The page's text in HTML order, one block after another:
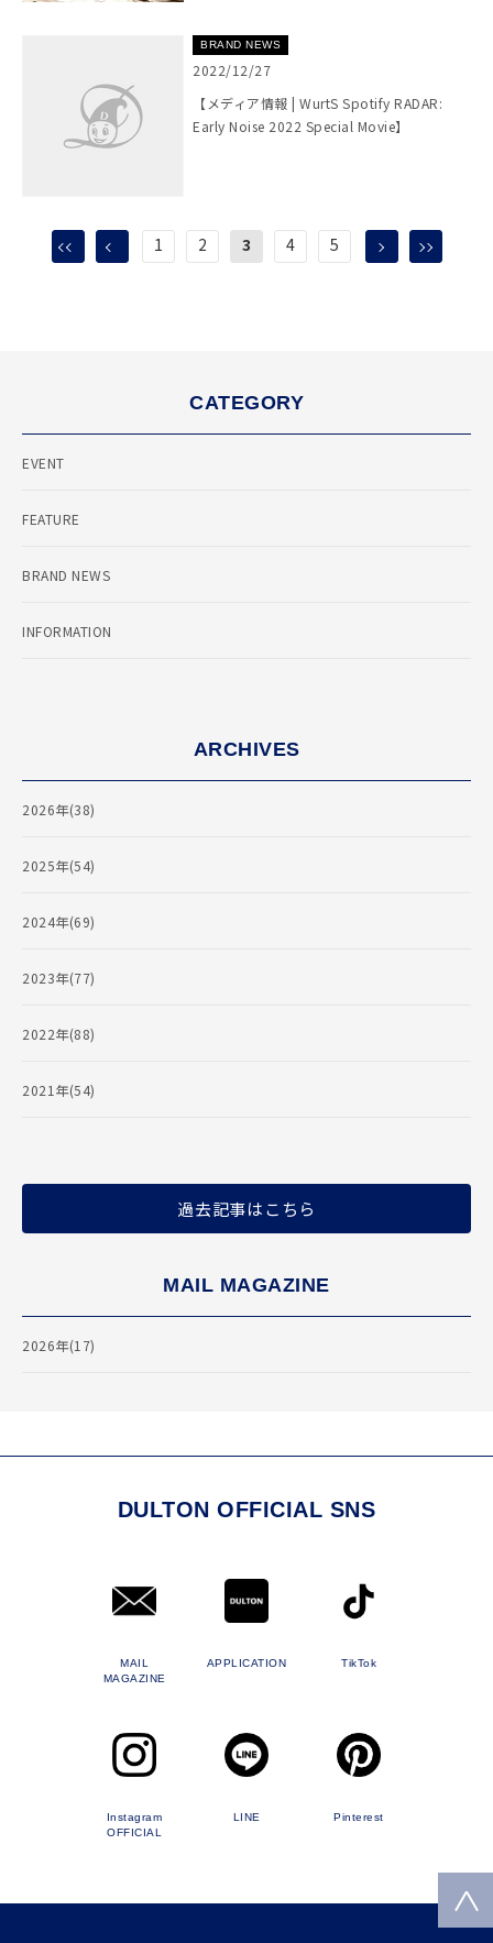
BRAND NEWS
2022/12/27
【メディア情報 | WurtS Spotify RADAR:
Early Noise 2022 Special Movie】
1 2 3 4 5
CATEGORY
EVENT
FEATURE
BRAND NEWS
INFORMATION
ARCHIVES
2026年(38)
2025年(54)
2024年(69)
2023年(77)
2022年(88)
2021年(54)
過去記事はこちら
MAIL MAGAZINE
2026年(17)
DULTON OFFICIAL SNS
MAIL
MAGAZINE
APPLICATION TikTok
Instagram
OFFICIAL
LINE Pinterest